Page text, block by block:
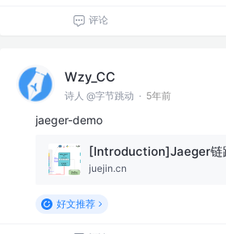
评论
Wzy_CC
诗人 @字节跳动 · 5年前
jaeger-demo
juejin.cn
好文推荐